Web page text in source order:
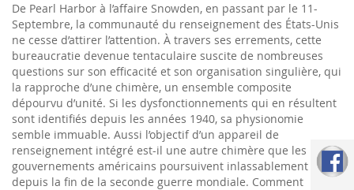
De Pearl Harbor à l’affaire Snowden, en passant par le 11-
Septembre, la communauté du renseignement des États-Unis
ne cesse d’attirer l’attention. À travers ses errements, cette
bureaucratie devenue tentaculaire suscite de nombreuses
questions sur son efficacité et son organisation singulière, qui
la rapproche d’une chimère, un ensemble composite
dépourvu d’unité. Si les dysfonctionnements qui en résultent
sont identifiés depuis les années 1940, sa physionomie
semble immuable. Aussi l’objectif d’un appareil de
renseignement intégré est-il une autre chimère que les
gouvernements américains poursuivent inlassablement
depuis la fin de la seconde guerre mondiale. Comment